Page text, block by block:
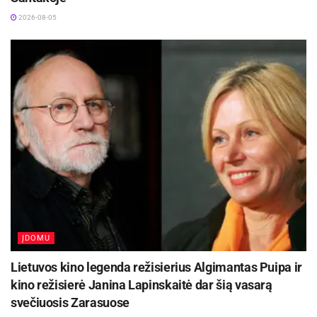
iąjį gimtadienį
Dvaro parteryje veiks senovinių automobilių (pagamintų iki 1940
m.) paroda – tikras lobis senųjų automobilių mėgėjams.
Dvaro gėlyne gros rylininkas su XIX amžiaus „šarmanka“ (ryla),
fotografai darys istorines fotografijas fotoateljė-dirbtuvėse, dvaro
sode bus žaidžiami istoriniai ir šiuolaikiniai lauko bei stalo
žaidimai, tarsi iš senųjų fotografijų į dvaro erdves nužengs
istorinių kostiumų rekonstruktoriai. Ir tai – tik dalis numatytų
Festivalio metu veiks Burbiškio dvaro istorijos muziejaus dvaro
technikos ir transporto priemonių ekspozicijos. Rūmų verandoje
2026-08-05
ĮDOMU
Lietuvos kino legenda režisierius Algimantas Puipa ir
kino režisierė Janina Lapinskaitė dar šią vasarą
svečiuosis Zarasuose